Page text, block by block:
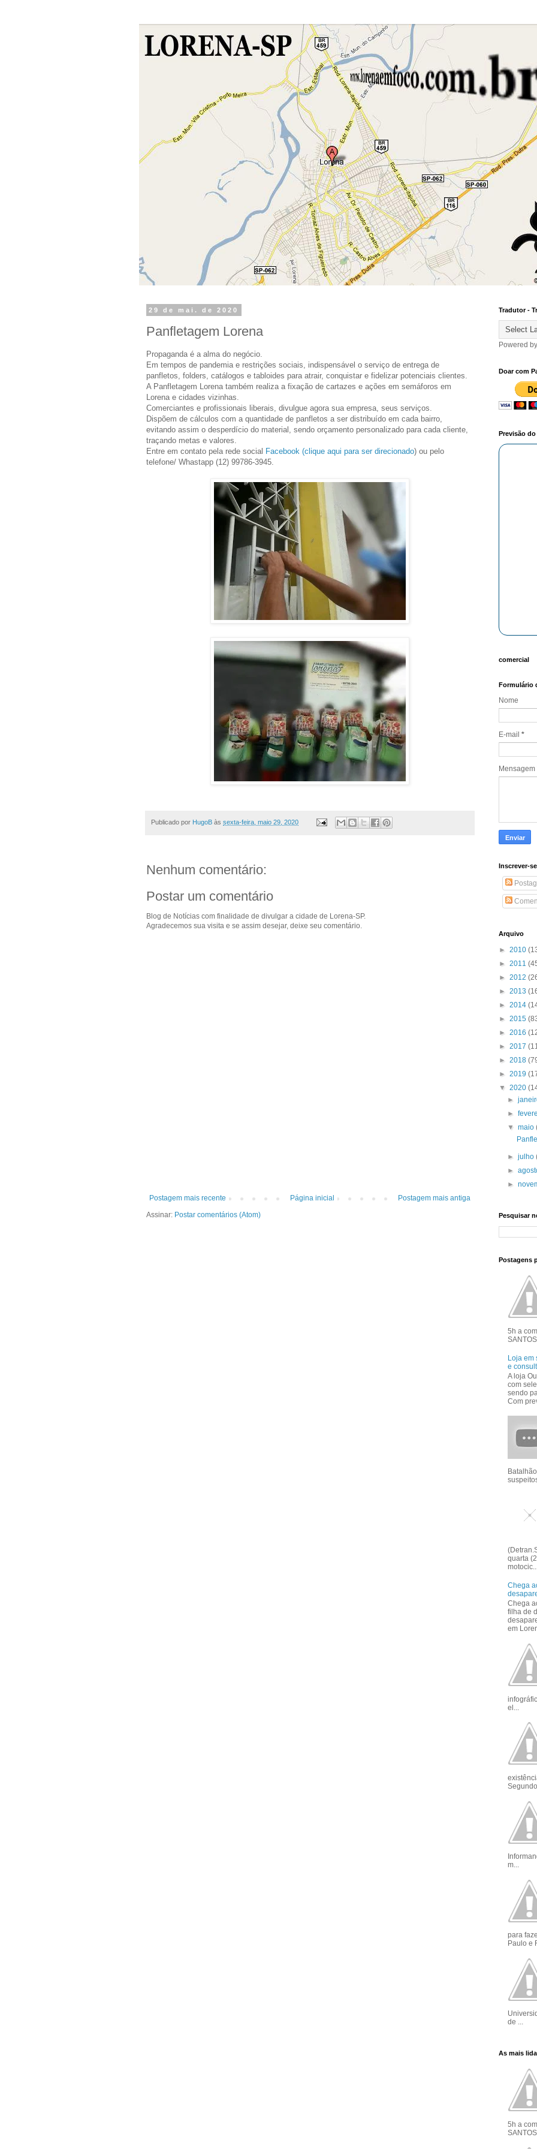
29 de mai. de 2020
Panfletagem Lorena
Propaganda é a alma do negócio.
Em tempos de pandemia e restrições sociais, indispensável o serviço de entrega de
panfletos, folders, catálogos e tabloides para atrair, conquistar e fidelizar potenciais clientes.
A Panfletagem Lorena também realiza a fixação de cartazes e ações em semáforos em
Lorena e cidades vizinhas.
Comerciantes e profissionais liberais, divulgue agora sua empresa, seus serviços.
Dispõem de cálculos com a quantidade de panfletos a ser distribuído em cada bairro,
evitando assim o desperdício do material, sendo orçamento personalizado para cada cliente,
traçando metas e valores.
Entre em contato pela rede social Facebook (clique aqui para ser direcionado) ou pelo
telefone/ Whastapp (12) 99786-3945.
Publicado por HugoB às sexta-feira, maio 29, 2020
Nenhum comentário:
Postar um comentário
Blog de Notícias com finalidade de divulgar a cidade de Lorena-SP.
Agradecemos sua visita e se assim desejar, deixe seu comentário.
Postagem mais recente Postagem mais antiga
Página inicial
Assinar: Postar comentários (Atom)
Tradutor -
Powered by
Doar com
Previsão do
comercial
Formulário
Nome
E-mail *
Mensagem
Inscrever-
Arquivo
► 2010
► 2011
► 2012
► 2013
► 2014
► 2015
► 2016
► 2017
► 2018
► 2019
▼ 2020
►
►
▼maio
►julho
►
►
Pesquisar
Postagens
5h a
Loja em
e
A loja
com
sendo
Com
quarta
Chega
Chega
filha de
em
el...
m...
para
Paulo e
de ...
As mais
5h a